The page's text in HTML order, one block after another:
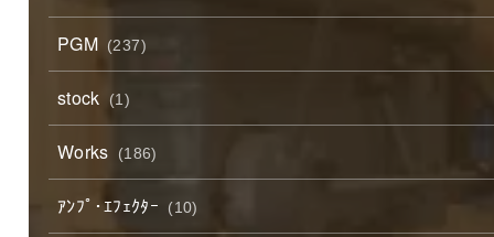
PGM (237)
stock (1)
Works (186)
ｱﾝﾌﾟ･ｴﾌｪｸﾀｰ (10)